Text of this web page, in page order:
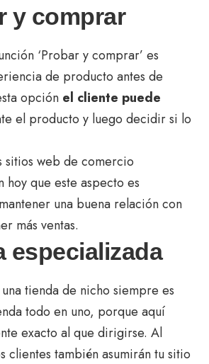
y comprar
‘Probar y comprar’ es
de producto antes de
opción el cliente puede
el producto y luego decidir si lo
sitios web de comercio
hoy que este aspecto es
una buena relación con
más ventas.
especializada
tienda de nicho siempre es
todo en uno, porque aquí
exacto al que dirigirse. Al
clientes también asumirán tu sitio